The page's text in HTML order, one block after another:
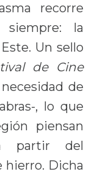
recorre
la
Un sello
de Cine
de
, lo que
piensan
partir del
hierro. Dicha